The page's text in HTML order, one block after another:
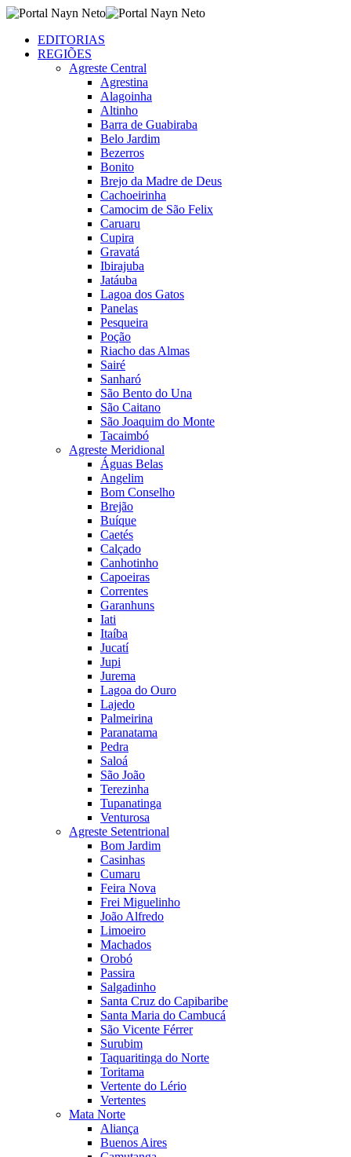
EDITORIAS
REGIÕES
Agreste Central
Agrestina
Alagoinha
Altinho
Barra de Guabiraba
Belo Jardim
Bezerros
Bonito
Brejo da Madre de Deus
Cachoeirinha
Camocim de São Felix
Caruaru
Cupira
Gravatá
Ibirajuba
Jatáuba
Lagoa dos Gatos
Panelas
Pesqueira
Poção
Riacho das Almas
Sairé
Sanharó
São Bento do Una
São Caitano
São Joaquim do Monte
Tacaimbó
Agreste Meridional
Águas Belas
Angelim
Bom Conselho
Brejão
Buíque
Caetés
Calçado
Canhotinho
Capoeiras
Correntes
Garanhuns
Iati
Itaíba
Jucatí
Jupi
Jurema
Lagoa do Ouro
Lajedo
Palmeirina
Paranatama
Pedra
Saloá
São João
Terezinha
Tupanatinga
Venturosa
Agreste Setentrional
Bom Jardim
Casinhas
Cumaru
Feira Nova
Frei Miguelinho
João Alfredo
Limoeiro
Machados
Orobó
Passira
Salgadinho
Santa Cruz do Capibaribe
Santa Maria do Cambucá
São Vicente Férrer
Surubim
Taquaritinga do Norte
Toritama
Vertente do Lério
Vertentes
Mata Norte
Aliança
Buenos Aires